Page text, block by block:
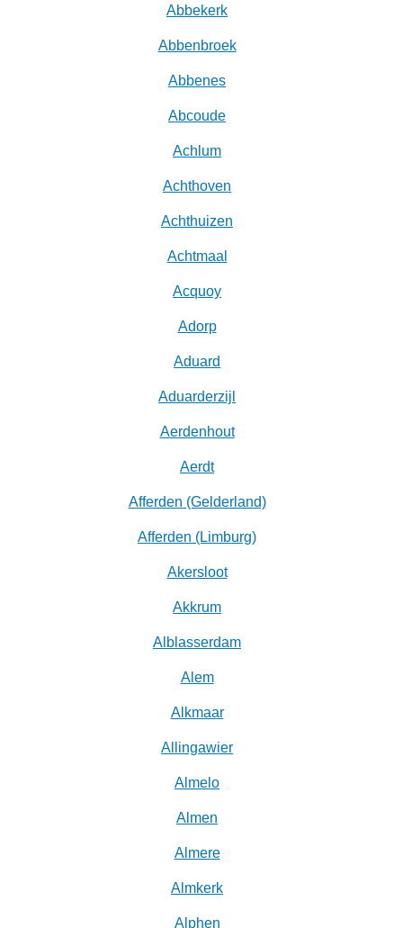
Abbekerk
Abbenbroek
Abbenes
Abcoude
Achlum
Achthoven
Achthuizen
Achtmaal
Acquoy
Adorp
Aduard
Aduarderzijl
Aerdenhout
Aerdt
Afferden (Gelderland)
Afferden (Limburg)
Akersloot
Akkrum
Alblasserdam
Alem
Alkmaar
Allingawier
Almelo
Almen
Almere
Almkerk
Alphen